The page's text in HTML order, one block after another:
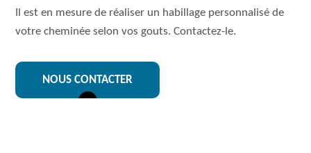
Il est en mesure de réaliser un habillage personnalisé de
votre cheminée selon vos gouts. Contactez-le.
NOUS CONTACTER